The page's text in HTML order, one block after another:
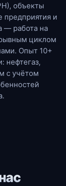
объекты
и
— работа на
циклом
Опыт 10+
нефтегаз,
с учётом